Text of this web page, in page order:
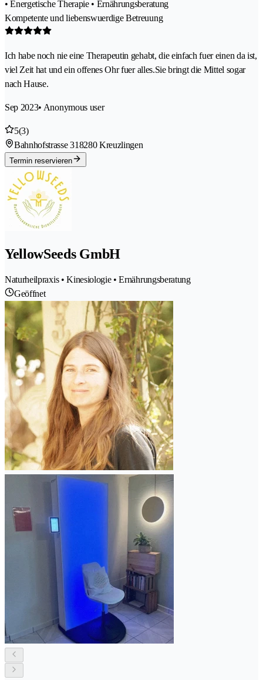
• Energetische Therapie • Ernährungsberatung
Kompetente und liebenswuerdige Betreuung
Ich habe noch nie eine Therapeutin gehabt, die einfach fuer einen da ist,
viel Zeit hat und ein offenes Ohr fuer alles.Sie bringt die Mittel sogar
nach Hause.
Sep 2023• Anonymous user
5(3)
Bahnhofstrasse 318280 Kreuzlingen
Termin reservieren
YellowSeeds GmbH
Naturheilpraxis • Kinesiologie • Ernährungsberatung
Geöffnet